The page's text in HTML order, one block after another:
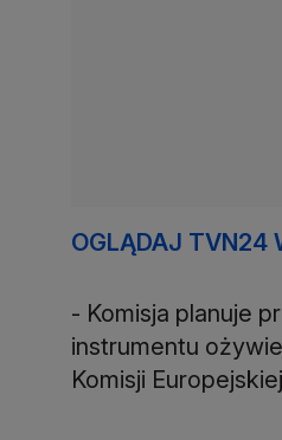
OGLĄDAJ TVN24
- Komisja planuje
instrumentu
Komisji